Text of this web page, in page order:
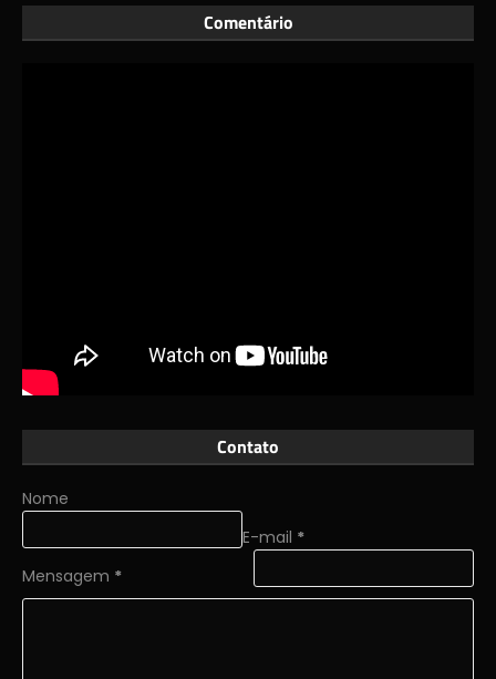
Comentário
Contato
Nome
E-mail *
Mensagem *